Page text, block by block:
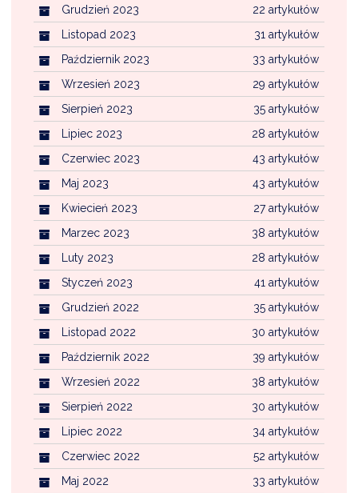
22 artykułów
Grudzień 2023
31 artykułów
Listopad 2023
33 artykułów
Październik 2023
29 artykułów
Wrzesień 2023
35 artykułów
Sierpień 2023
28 artykułów
Lipiec 2023
43 artykułów
Czerwiec 2023
43 artykułów
Maj 2023
27 artykułów
Kwiecień 2023
38 artykułów
Marzec 2023
28 artykułów
Luty 2023
41 artykułów
Styczeń 2023
35 artykułów
Grudzień 2022
30 artykułów
Listopad 2022
39 artykułów
Październik 2022
38 artykułów
Wrzesień 2022
30 artykułów
Sierpień 2022
34 artykułów
Lipiec 2022
52 artykułów
Czerwiec 2022
33 artykułów
Maj 2022